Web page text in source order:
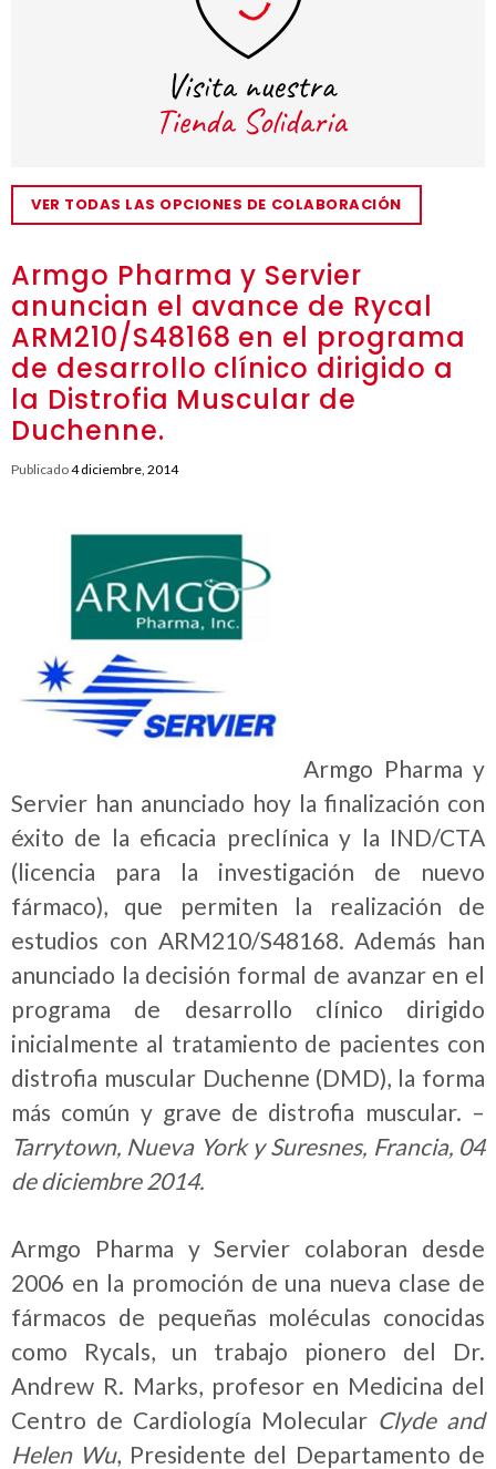
Armgo Pharma y Servier
anuncian el avance de Rycal
ARM210/S48168 en el programa
de desarrollo clínico dirigido a
la Distrofia Muscular de
Duchenne.
Publicado4 diciembre, 2014
Armgo Pharma y
Servier han anunciado hoy la finalización con
éxito de la eficacia preclínica y la IND/CTA
(licencia para la investigación de nuevo
fármaco), que permiten la realización de
estudios con ARM210/S48168. Además han
anunciado la decisión formal de avanzar en el
programa de desarrollo clínico dirigido
inicialmente al tratamiento de pacientes con
distrofia muscular Duchenne (DMD), la forma
más común y grave de distrofia muscular. –
Tarrytown, Nueva York y Suresnes, Francia, 04
de diciembre 2014.
Armgo Pharma y Servier colaboran desde
2006 en la promoción de una nueva clase de
fármacos de pequeñas moléculas conocidas
como Rycals, un trabajo pionero del Dr.
Andrew R. Marks, profesor en Medicina del
Centro de Cardiología Molecular Clyde and
Helen Wu, Presidente del Departamento de
VER TODAS LAS OPCIONES DE COLABORACIÓN